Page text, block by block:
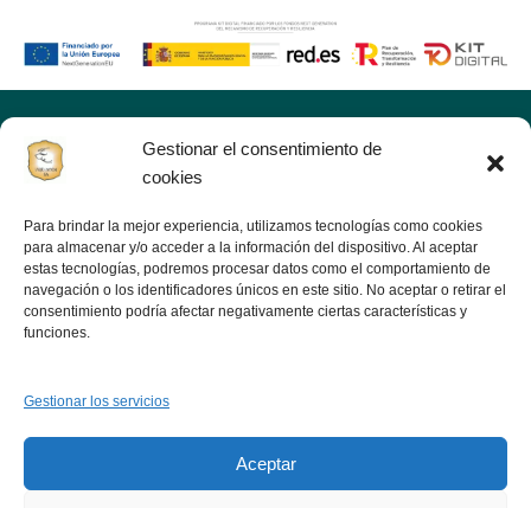
Gestionar el consentimiento de
cookies
Para brindar la mejor experiencia, utilizamos tecnologías como cookies
para almacenar y/o acceder a la información del dispositivo. Al aceptar
estas tecnologías, podremos procesar datos como el comportamiento de
navegación o los identificadores únicos en este sitio. No aceptar o retirar el
consentimiento podría afectar negativamente ciertas características y
funciones.
Gestionar los servicios
Aceptar
Viejo jamón
80 18 93 06340 FREGENAL DE LA